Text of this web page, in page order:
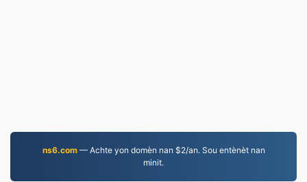
ns6.com— Achte yon domèn nan $2/an. Sou entènèt nan
minit.